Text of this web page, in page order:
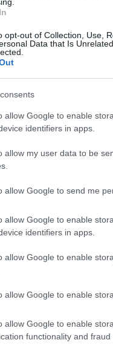
opt-out of Collection, Use,
Data that Is
allow Google to enable
identifiers in apps.
allow my user data to be
allow Google to send me
allow Google to enable
identifiers in apps.
allow Google to enable
allow Google to enable
allow Google to enable
functionality and
cikkünk
főképp,
az ünnepek
karácsonyfák még
megoldást az
év során. Az
valamennyi a
hasonló a
emberek nem
stb-t. Ez jelen
A szelektív
hulladéklerakást
okoz az illegális
legutóbb a
szelektív
projekt, ami